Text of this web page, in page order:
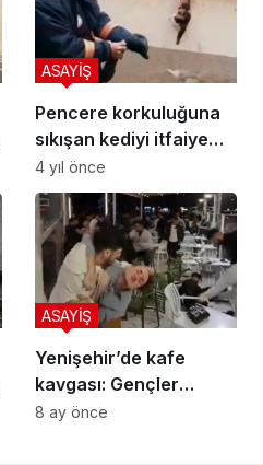
Pencere korkuluğuna
sıkışan kediyi itfaiye
kurtardı
ASAYİŞ
4 yıl önce
Yenişehir’de kafe
kavgası: Gençler
birbirine girdi, o anlar
ASAYİŞ
8 ay önce